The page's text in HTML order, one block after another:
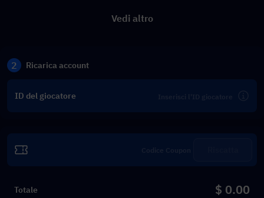
Vedi altro
2 Ricarica account
ID del giocatore
Totale $ 0.00